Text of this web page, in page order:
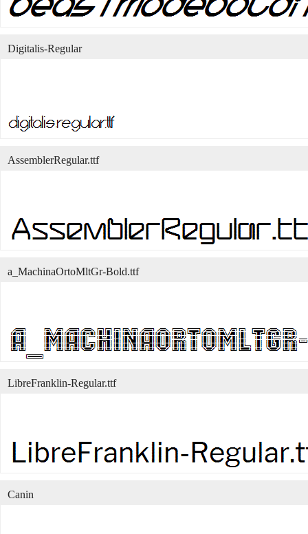
Digitalis-Regular
AssemblerRegular.ttf
a_MachinaOrtoMltGr-Bold.ttf
LibreFranklin-Regular.ttf
Canin